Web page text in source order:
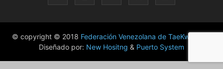
© copyright © 2018 Federación Venezolana de TaeKwonDo
Diseñado por: New Hositng & Puerto System